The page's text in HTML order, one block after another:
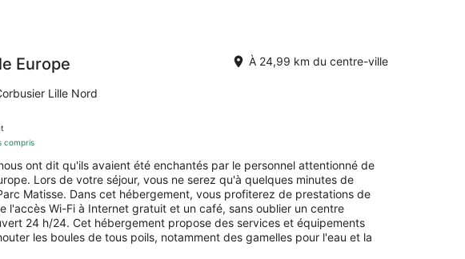
Europe
Lille Nord
À 24,99 km du centre-ville
compris
ont dit qu'ils avaient été enchantés par le personnel attentionné de
Lors de votre séjour, vous ne serez qu'à quelques minutes de
Matisse. Dans cet hébergement, vous profiterez de prestations de
l'accès Wi-Fi à Internet gratuit et un café, sans oublier un centre
24 h/24. Cet hébergement propose des services et équipements
les boules de tous poils, notamment des gamelles pour l'eau et la